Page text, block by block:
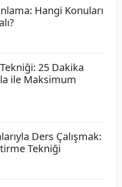
Hangi Konuları
25 Dakika
ile Maksimum
Ders Çalışmak:
Tekniği